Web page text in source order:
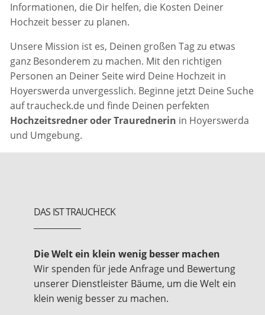
Informationen, die Dir helfen, die Kosten Deiner
Hochzeit besser zu planen.
Unsere Mission ist es, Deinen großen Tag zu etwas
ganz Besonderem zu machen. Mit den richtigen
Personen an Deiner Seite wird Deine Hochzeit in
Hoyerswerda unvergesslich. Beginne jetzt Deine Suche
auf traucheck.de und finde Deinen perfekten
Hochzeitsredner oder Traurednerin in Hoyerswerda
und Umgebung.
DAS IST TRAUCHECK
Die Welt ein klein wenig besser machen
Wir spenden für jede Anfrage und Bewertung
unserer Dienstleister Bäume, um die Welt ein
klein wenig besser zu machen.